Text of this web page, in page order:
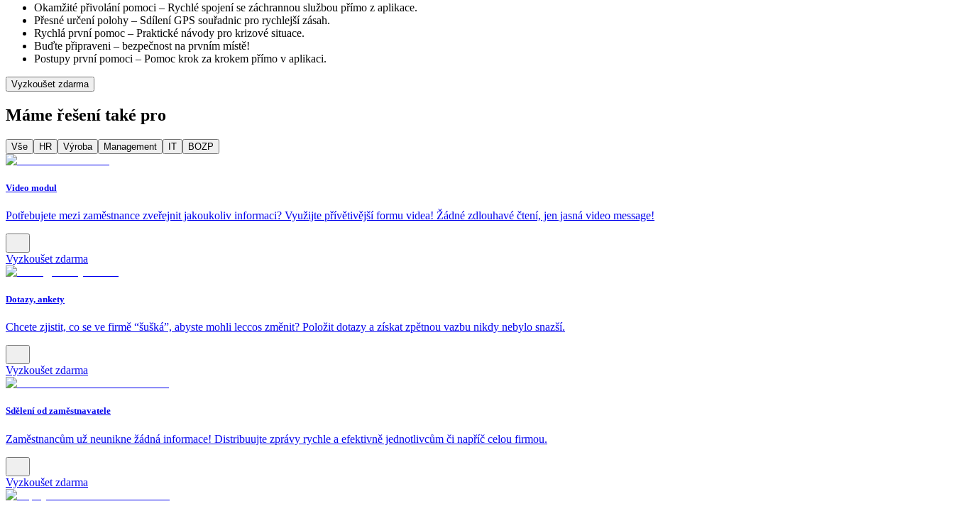
Okamžité přivolání pomoci – Rychlé spojení se záchrannou službou přímo z aplikace.
Přesné určení polohy – Sdílení GPS souřadnic pro rychlejší zásah.
Rychlá první pomoc – Praktické návody pro krizové situace.
Buďte připraveni – bezpečnost na prvním místě!
Postupy první pomoci – Pomoc krok za krokem přímo v aplikaci.
Vyzkoušet zdarma
Máme řešení také pro
Vše HR Výroba Management IT BOZP
Video modul
Potřebujete mezi zaměstnance zveřejnit jakoukoliv informaci? Využijte přívětivější formu videa! Žádné zdlouhavé čtení, jen jasná video message!
Vyzkoušet zdarma
Dotazy, ankety
Chcete zjistit, co se ve firmě “šušká”, abyste mohli leccos změnit? Položit dotazy a získat zpětnou vazbu nikdy nebylo snazší.
Vyzkoušet zdarma
Sdělení od zaměstnavatele
Zaměstnancům už neunikne žádná informace! Distribuujte zprávy rychle a efektivně jednotlivcům či napříč celou firmou.
Vyzkoušet zdarma